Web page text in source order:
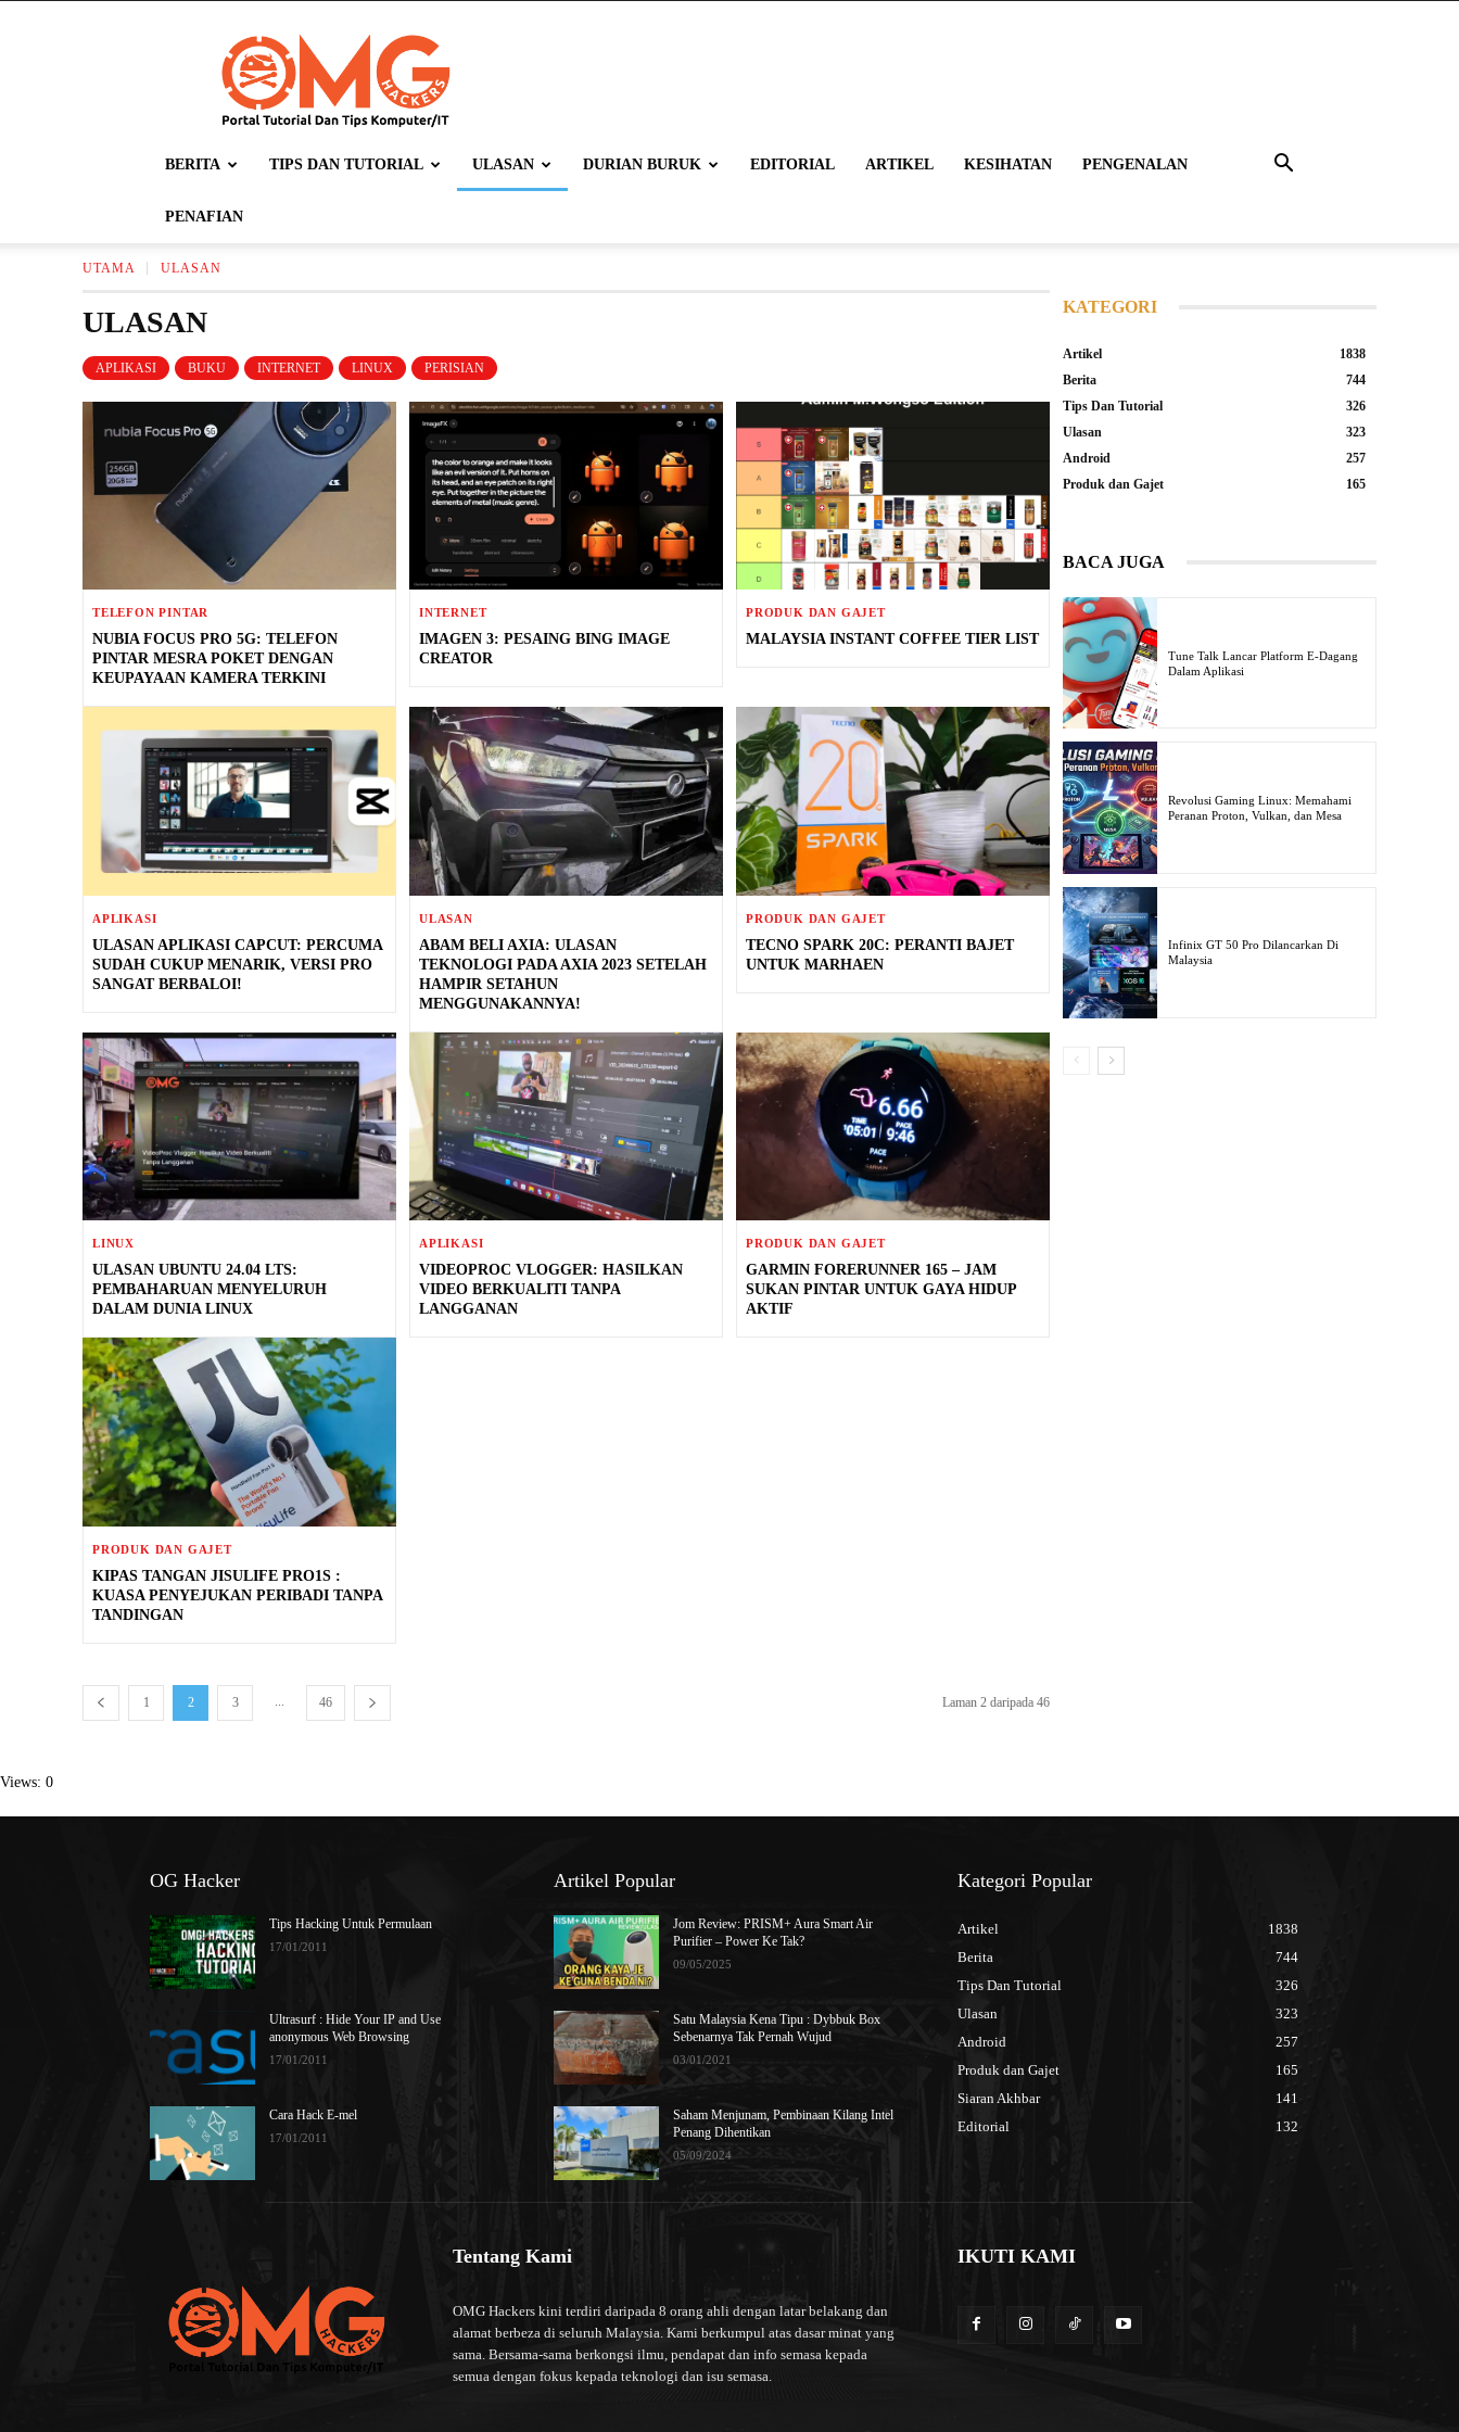
OMGHACKERS.COM
BERITA TIPS DAN TUTORIAL ULASAN DURIAN BURUK EDITORIAL ARTIKEL KESIHATAN PENGENALAN
PENAFIAN
UTAMA ULASAN
ULASAN
APLIKASI BUKU INTERNET LINUX PERISIAN
TELEFON PINTAR
NUBIA FOCUS PRO 5G: TELEFON
PINTAR MESRA POKET DENGAN
KEUPAYAAN KAMERA TERKINI
INTERNET
IMAGEN 3: PESAING BING IMAGE
CREATOR
PRODUK DAN GAJET
MALAYSIA INSTANT COFFEE TIER LIST
APLIKASI
ULASAN APLIKASI CAPCUT: PERCUMA
SUDAH CUKUP MENARIK, VERSI PRO
SANGAT BERBALOI!
ULASAN
ABAM BELI AXIA: ULASAN
TEKNOLOGI PADA AXIA 2023 SETELAH
HAMPIR SETAHUN
MENGGUNAKANNYA!
PRODUK DAN GAJET
TECNO SPARK 20C: PERANTI BAJET
UNTUK MARHAEN
LINUX
ULASAN UBUNTU 24.04 LTS:
PEMBAHARUAN MENYELURUH
DALAM DUNIA LINUX
APLIKASI
VIDEOPROC VLOGGER: HASILKAN
VIDEO BERKUALITI TANPA
LANGGANAN
PRODUK DAN GAJET
GARMIN FORERUNNER 165 – JAM
SUKAN PINTAR UNTUK GAYA HIDUP
AKTIF
PRODUK DAN GAJET
KIPAS TANGAN JISULIFE PRO1S :
KUASA PENYEJUKAN PERIBADI TANPA
TANDINGAN
1 2 3 46 Laman 2 daripada 46
KATEGORI
Artikel
1838
Berita
744
Tips Dan Tutorial
326
Ulasan
323
Android
257
Produk dan Gajet
165
BACA JUGA
Tune Talk Lancar Platform E-Dagang
Dalam Aplikasi
Revolusi Gaming Linux: Memahami
Peranan Proton, Vulkan, dan Mesa
Infinix GT 50 Pro Dilancarkan Di
Malaysia
Views: 0
OG Hacker
Tips Hacking Untuk Permulaan
17/01/2011
Ultrasurf : Hide Your IP and Use
anonymous Web Browsing
17/01/2011
Cara Hack E-mel
17/01/2011
Artikel Popular
Jom Review: PRISM+ Aura Smart Air
Purifier – Power Ke Tak?
09/05/2025
Satu Malaysia Kena Tipu : Dybbuk Box
Sebenarnya Tak Pernah Wujud
03/01/2021
Saham Menjunam, Pembinaan Kilang Intel
Penang Dihentikan
05/09/2024
Kategori Popular
Artikel
1838
Berita
744
Tips Dan Tutorial
326
Ulasan
323
Android
257
Produk dan Gajet
165
Siaran Akhbar
141
Editorial
132
Tentang Kami
OMG Hackers kini terdiri daripada 8 orang ahli dengan latar belakang dan
alamat berbeza di seluruh Malaysia. Kami berkumpul atas dasar minat yang
sama. Bersama-sama berkongsi ilmu, pendapat dan info semasa kepada
semua dengan fokus kepada teknologi dan isu semasa.
IKUTI KAMI